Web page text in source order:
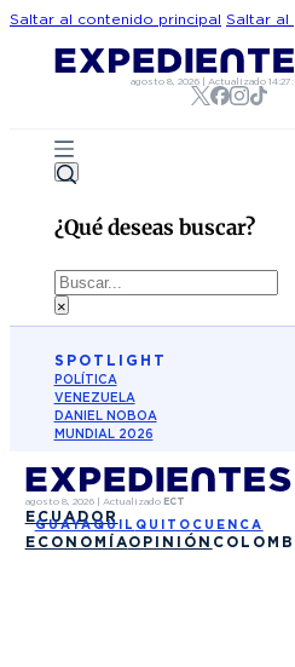
Saltar al contenido principal Saltar al
agosto 8, 2026 |Actualizado
¿Qué deseas buscar?
Buscar
×
SPOTLIGHT
POLÍTICA
VENEZUELA
DANIEL NOBOA
MUNDIAL 2026
agosto 8, 2026| Actualizado ECT
ECUADOR
GUAYAQUIL QUITO CUENCA
ECONOMÍAOPINIÓN